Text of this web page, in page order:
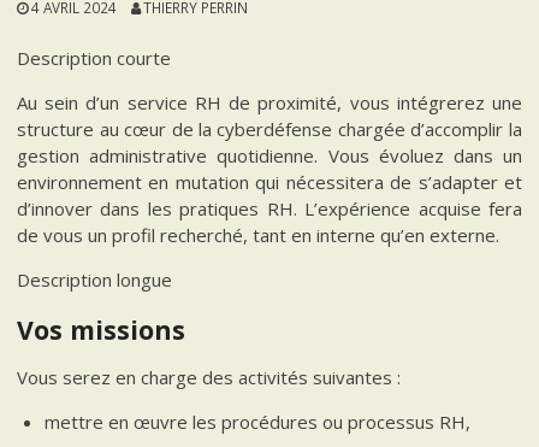
4 AVRIL 2024 THIERRY PERRIN
Description courte
Au sein d’un service RH de proximité, vous intégrerez une
structure au cœur de la cyberdéfense chargée d’accomplir la
gestion administrative quotidienne. Vous évoluez dans un
environnement en mutation qui nécessitera de s’adapter et
d’innover dans les pratiques RH. L’expérience acquise fera
de vous un profil recherché, tant en interne qu’en externe.
Description longue
Vos missions
Vous serez en charge des activités suivantes :
mettre en œuvre les procédures ou processus RH,